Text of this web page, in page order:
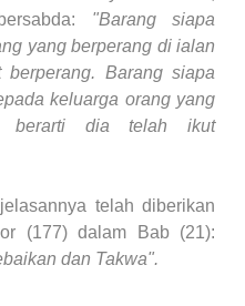
"Barang siapa
yang berperang di ialan
Barang siapa
keluarga orang yang
berarti dia telah ikut
telah diberikan
(177) dalam Bab (21):
dan Takwa".